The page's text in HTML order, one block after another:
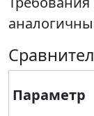
Параметр